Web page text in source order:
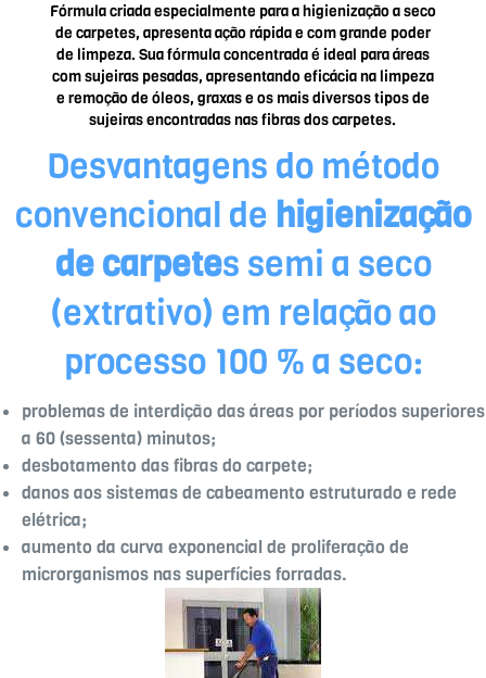
Fórmula criada especialmente para a higienização a seco
de carpetes, apresenta ação rápida e com grande poder
de limpeza. Sua fórmula concentrada é ideal para áreas
com sujeiras pesadas, apresentando eficácia na limpeza
e remoção de óleos, graxas e os mais diversos tipos de
sujeiras encontradas nas fibras dos carpetes.
Desvantagens do método
convencional de higienização
de carpetes semi a seco
(extrativo) em relação ao
processo 100 % a seco:
problemas de interdição das áreas por períodos superiores
a 60 (sessenta) minutos;
desbotamento das fibras do carpete;
danos aos sistemas de cabeamento estruturado e rede
elétrica;
aumento da curva exponencial de proliferação de
microrganismos nas superfícies forradas.